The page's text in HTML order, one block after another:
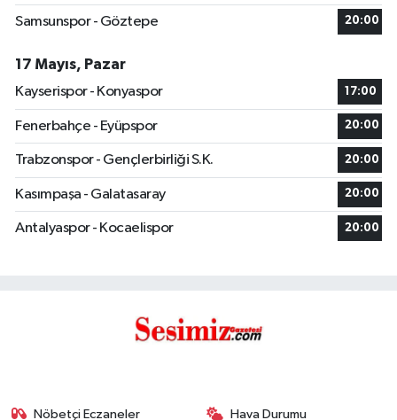
Samsunspor - Göztepe 20:00
17 Mayıs, Pazar
Kayserispor - Konyaspor
17:00
Fenerbahçe - Eyüpspor 20:00
Trabzonspor - Gençlerbirliği S.K. 20:00
Kasımpaşa - Galatasaray 20:00
Antalyaspor - Kocaelispor 20:00
Nöbetçi Eczaneler Hava Durumu